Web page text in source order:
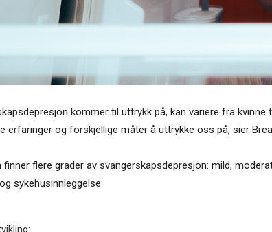
kommer til uttrykk på, kan variere fra kvinne
erfaringer og forskjellige måter å uttrykke oss på, sier
flere grader av svangerskapsdepresjon: mild,
sykehusinnleggelse.